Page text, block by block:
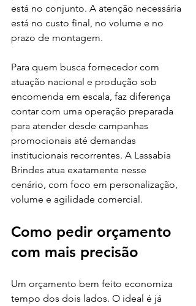
está no conjunto. A atenção necessária
está no custo final, no volume e no
prazo de montagem.
Para quem busca fornecedor com
atuação nacional e produção sob
encomenda em escala, faz diferença
contar com uma operação preparada
para atender desde campanhas
promocionais até demandas
institucionais recorrentes. A Lassabia
Brindes atua exatamente nesse
cenário, com foco em personalização,
volume e agilidade comercial.
Como pedir orçamento
com mais precisão
Um orçamento bem feito economiza
tempo dos dois lados. O ideal é já